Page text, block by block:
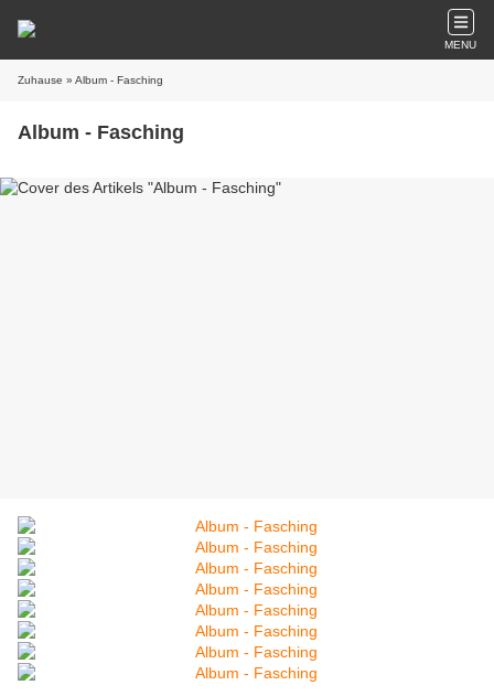
MENU
Zuhause » Album - Fasching
Album - Fasching